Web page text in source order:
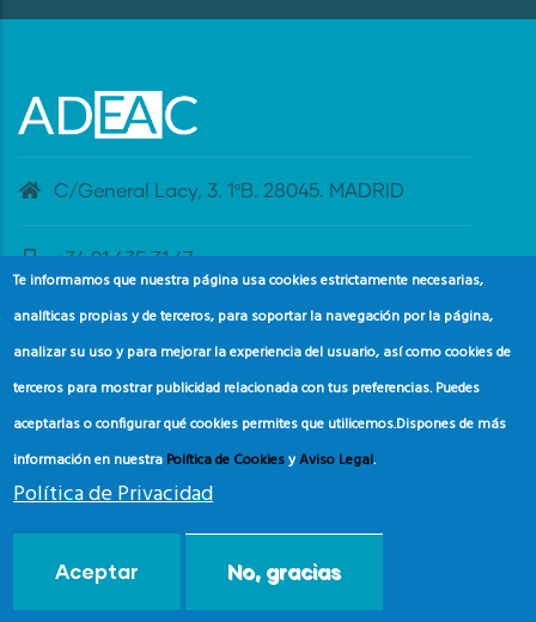
C/General Lacy, 3. 1ºB. 28045. MADRID
+34 91 435 31 47
banderaazul@adeac.es
Consumidor (ADEAC).
2024.
Te informamos que nuestra página usa cookies estrictamente necesarias,
analíticas propias y de terceros, para soportar la navegación por la página,
analizar su uso y para mejorar la experiencia del usuario, así como cookies de
terceros para mostrar publicidad relacionada con tus preferencias. Puedes
aceptarlas o configurar qué cookies permites que utilicemos.Dispones de más
información en nuestra Política de CookiesyAviso Legal.
Política de Privacidad
Aceptar No, gracias